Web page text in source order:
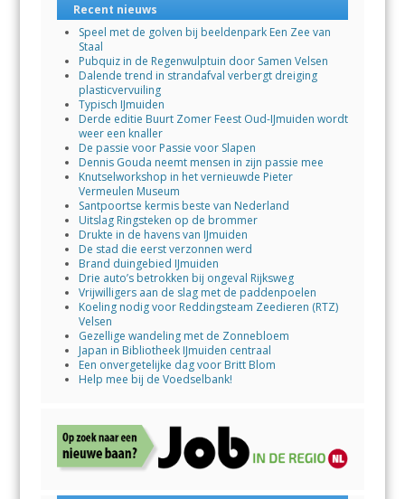
Recent nieuws
Speel met de golven bij beeldenpark Een Zee van
Staal
Pubquiz in de Regenwulptuin door Samen Velsen
Dalende trend in strandafval verbergt dreiging
plasticvervuiling
Typisch IJmuiden
Derde editie Buurt Zomer Feest Oud-IJmuiden wordt
weer een knaller
De passie voor Passie voor Slapen
Dennis Gouda neemt mensen in zijn passie mee
Knutselworkshop in het vernieuwde Pieter
Vermeulen Museum
Santpoortse kermis beste van Nederland
Uitslag Ringsteken op de brommer
Drukte in de havens van IJmuiden
De stad die eerst verzonnen werd
Brand duingebied IJmuiden
Drie auto’s betrokken bij ongeval Rijksweg
Vrijwilligers aan de slag met de paddenpoelen
Koeling nodig voor Reddingsteam Zeedieren (RTZ)
Velsen
Gezellige wandeling met de Zonnebloem
Japan in Bibliotheek IJmuiden centraal
Een onvergetelijke dag voor Britt Blom
Help mee bij de Voedselbank!